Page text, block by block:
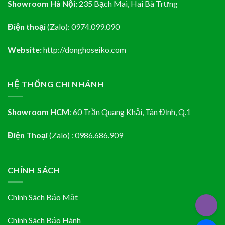
Showroom Hà Nội: 235 Bạch Mai, Hai Bà Trưng
Điện thoại(Zalo): 0974.099.090
Website:http://donghoseiko.com
HỆ THỐNG CHI NHÁNH
Showroom HCM: 60 Trần Quang Khải, Tân Định, Q.1
Điện Thoại(Zalo) : 0986.686.909
CHÍNH SÁCH
Chính Sách Bảo Mật
Chính Sách Bảo Hành